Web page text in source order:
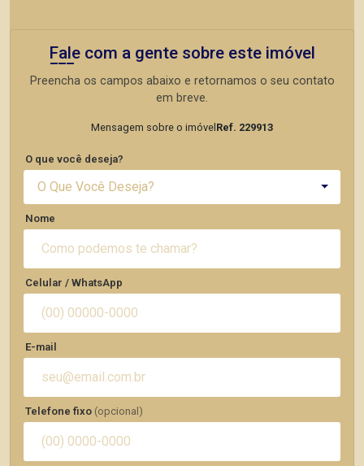
Fale com a gente sobre este imóvel
Preencha os campos abaixo e retornamos o seu contato
em breve.
Mensagem sobre o imóvel Ref. 229913
O que você deseja?
O Que Você Deseja?
Nome
Celular / WhatsApp
E-mail
Telefone fixo (opcional)